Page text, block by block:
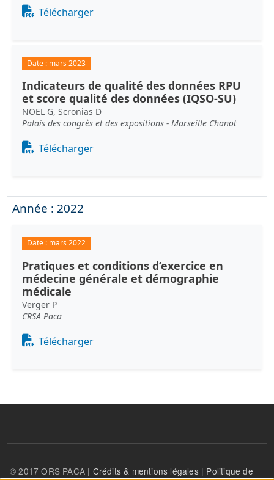
Document
Télécharger
Date : mars 2023
Indicateurs de qualité des données RPU
et score qualité des données (IQSO-SU)
NOEL G, Scronias D
Palais des congrès et des expositions - Marseille Chanot
Document
Télécharger
Année : 2022
Date : mars 2022
Pratiques et conditions d’exercice en
médecine générale et démographie
médicale
Verger P
CRSA Paca
Document
Télécharger
© 2017 ORS PACA | Crédits & mentions légales| Politique de